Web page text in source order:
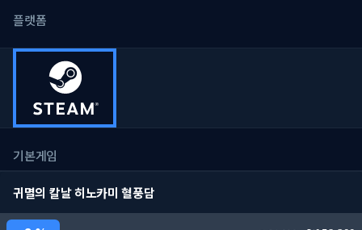
플랫폼
기본게임
귀멸의 칼날 히노카미 혈풍담